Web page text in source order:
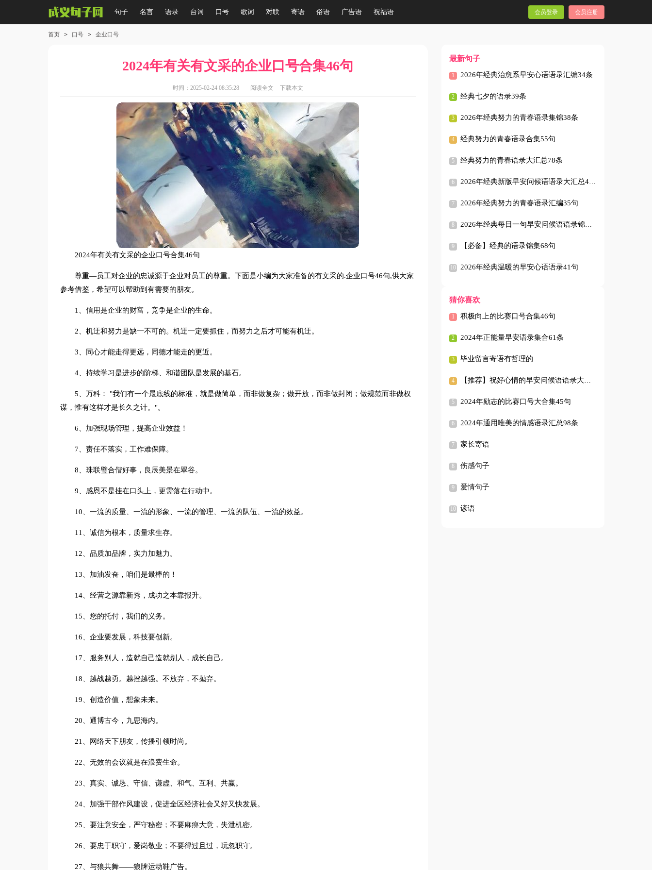
句子 名言 语录 台词 口号 歌词 对联 寄语 俗语 广告语 祝福语 会员登录 会员注册
首页 > 口号 > 企业口号
2024年有关有文采的企业口号合集46句
时间：2025-02-24 08:35:28 阅读全文 下载本文
2024年有关有文采的企业口号合集46句
尊重—员工对企业的忠诚源于企业对员工的尊重。下面是小编为大家准备的有文采的.企业口号46句,供大家
参考借鉴，希望可以帮助到有需要的朋友。
1、信用是企业的财富，竞争是企业的生命。
2、机迂和努力是缺一不可的。机迂一定要抓住，而努力之后才可能有机迂。
3、同心才能走得更远，同德才能走的更近。
4、持续学习是进步的阶梯、和谐团队是发展的基石。
5、万科： "我们有一个最底线的标准，就是做简单，而非做复杂；做开放，而非做封闭；做规范而非做权
谋，惟有这样才是长久之计。"。
6、加强现场管理，提高企业效益！
7、责任不落实，工作难保障。
8、珠联璧合偕好事，良辰美景在翠谷。
9、感恩不是挂在口头上，更需落在行动中。
10、一流的质量、一流的形象、一流的管理、一流的队伍、一流的效益。
11、诚信为根本，质量求生存。
12、品质加品牌，实力加魅力。
13、加油发奋，咱们是最棒的！
14、经营之源靠新秀，成功之本靠报升。
15、您的托付，我们的义务。
16、企业要发展，科技要创新。
17、服务别人，造就自己造就别人，成长自己。
18、越战越勇。越挫越强。不放弃，不抛弃。
19、创造价值，想象未来。
20、通博古今，九思海内。
21、网络天下朋友，传播引领时尚。
22、无效的会议就是在浪费生命。
23、真实、诚恳、守信、谦虚、和气、互利、共赢。
24、加强干部作风建设，促进全区经济社会又好又快发展。
25、要注意安全，严守秘密；不要麻痹大意，失泄机密。
26、要忠于职守，爱岗敬业；不要得过且过，玩忽职守。
27、与狼共舞——狼牌运动鞋广告。
最新句子
2026年经典治愈系早安心语语录汇编34条
经典七夕的语录39条
2026年经典努力的青春语录集锦38条
经典努力的青春语录合集55句
经典努力的青春语录大汇总78条
2026年经典新版早安问候语语录大汇总46条
2026年经典努力的青春语录汇编35句
2026年经典每日一句早安问候语语录锦集53条
【必备】经典的语录锦集68句
2026年经典温暖的早安心语语录41句
猜你喜欢
积极向上的比赛口号合集46句
2024年正能量早安语录集合61条
毕业留言寄语有哲理的
【推荐】祝好心情的早安问候语语录大汇总21句
2024年励志的比赛口号大合集45句
2024年通用唯美的情感语录汇总98条
家长寄语
伤感句子
爱情句子
谚语